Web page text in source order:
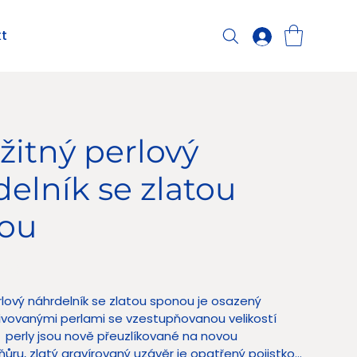
perlový
se zlatou
náhrdelník se zlatou sponou je osazený
perlami se vzestupňovanou velikostí
jsou nově přeuzlíkované na novou
zlatý gravírovaný uzávěr je opatřený pojistkou